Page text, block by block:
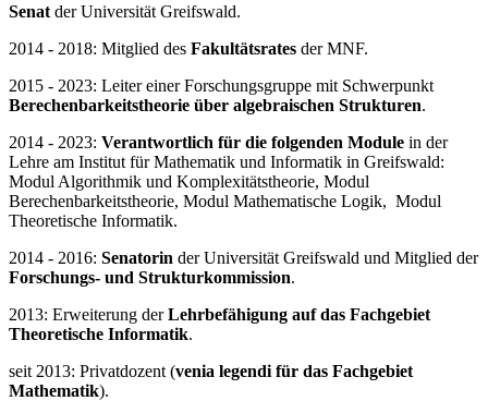
Senat der Universität Greifswald.
2014 - 2018: Mitglied des Fakultätsrates der MNF.
2015 - 2023: Leiter einer Forschungsgruppe mit Schwerpunkt
Berechenbarkeitstheorie über algebraischen Strukturen.
2014 - 2023: Verantwortlich für die folgenden Module in der
Lehre am Institut für Mathematik und Informatik in Greifswald:
Modul Algorithmik und Komplexitätstheorie, Modul
Berechenbarkeitstheorie, Modul Mathematische Logik, Modul
Theoretische Informatik.
2014 - 2016: Senatorin der Universität Greifswald und Mitglied der
Forschungs- und Strukturkommission.
2013: Erweiterung derLehrbefähigung auf das Fachgebiet
Theoretische Informatik.
seit 2013: Privatdozent (venia legendi für das Fachgebiet
Mathematik).